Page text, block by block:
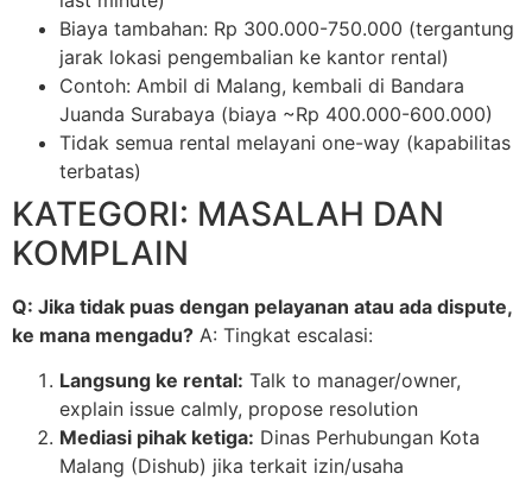
Biaya tambahan: Rp 300.000-750.000 (tergantung
jarak lokasi pengembalian ke kantor rental)
Contoh: Ambil di Malang, kembali di Bandara
Juanda Surabaya (biaya ~Rp 400.000-600.000)
Tidak semua rental melayani one-way (kapabilitas
terbatas)
KATEGORI: MASALAH DAN
KOMPLAIN
Q: Jika tidak puas dengan pelayanan atau ada dispute,
ke mana mengadu? A: Tingkat escalasi:
Langsung ke rental: Talk to manager/owner,
explain issue calmly, propose resolution
Mediasi pihak ketiga: Dinas Perhubungan Kota
Malang (Dishub) jika terkait izin/usaha